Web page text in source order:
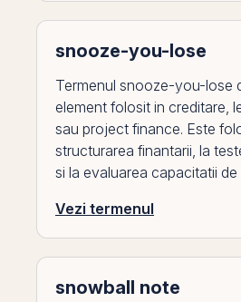
snooze-you-lose
Termenul snooze-you-lose
element folosit in creditare,
sau project finance. Este
structurarea finantarii, la
si la evaluarea capacitatii de
Vezi termenul
snowball note